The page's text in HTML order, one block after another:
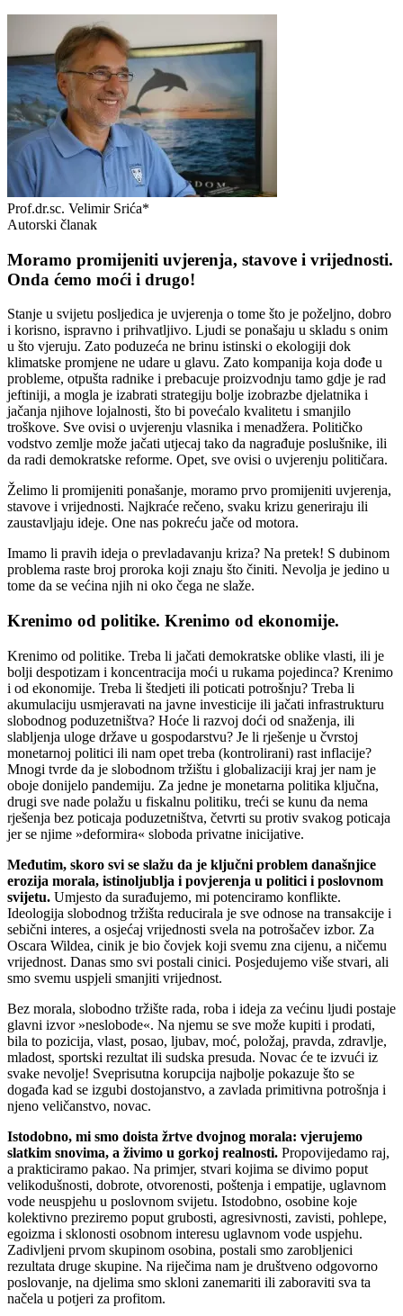
Prof.dr.sc. Velimir Srića*
Autorski članak
Moramo promijeniti uvjerenja, stavove i vrijednosti.
Onda ćemo moći i drugo!
Stanje u svijetu posljedica je uvjerenja o tome što je poželjno, dobro
i korisno, ispravno i prihvatljivo. Ljudi se ponašaju u skladu s onim
u što vjeruju. Zato poduzeća ne brinu istinski o ekologiji dok
klimatske promjene ne udare u glavu. Zato kompanija koja dođe u
probleme, otpušta radnike i prebacuje proizvodnju tamo gdje je rad
jeftiniji, a mogla je izabrati strategiju bolje izobrazbe djelatnika i
jačanja njihove lojalnosti, što bi povećalo kvalitetu i smanjilo
troškove. Sve ovisi o uvjerenju vlasnika i menadžera. Političko
vodstvo zemlje može jačati utjecaj tako da nagrađuje poslušnike, ili
da radi demokratske reforme. Opet, sve ovisi o uvjerenju političara.
Želimo li promijeniti ponašanje, moramo prvo promijeniti uvjerenja,
stavove i vrijednosti. Najkraće rečeno, svaku krizu generiraju ili
zaustavljaju ideje. One nas pokreću jače od motora.
Imamo li pravih ideja o prevladavanju kriza? Na pretek! S dubinom
problema raste broj proroka koji znaju što činiti. Nevolja je jedino u
tome da se većina njih ni oko čega ne slaže.
Krenimo od politike. Krenimo od ekonomije.
Krenimo od politike. Treba li jačati demokratske oblike vlasti, ili je
bolji despotizam i koncentracija moći u rukama pojedinca? Krenimo
i od ekonomije. Treba li štedjeti ili poticati potrošnju? Treba li
akumulaciju usmjeravati na javne investicije ili jačati infrastrukturu
slobodnog poduzetništva? Hoće li razvoj doći od snaženja, ili
slabljenja uloge države u gospodarstvu? Je li rješenje u čvrstoj
monetarnoj politici ili nam opet treba (kontrolirani) rast inflacije?
Mnogi tvrde da je slobodnom tržištu i globalizaciji kraj jer nam je
oboje donijelo pandemiju. Za jedne je monetarna politika ključna,
drugi sve nade polažu u fiskalnu politiku, treći se kunu da nema
rješenja bez poticaja poduzetništva, četvrti su protiv svakog poticaja
jer se njime »deformira« sloboda privatne inicijative.
Međutim, skoro svi se slažu da je ključni problem današnjice
erozija morala, istinoljublja i povjerenja u politici i poslovnom
svijetu. Umjesto da surađujemo, mi potenciramo konflikte.
Ideologija slobodnog tržišta reducirala je sve odnose na transakcije i
sebični interes, a osjećaj vrijednosti svela na potrošačev izbor. Za
Oscara Wildea, cinik je bio čovjek koji svemu zna cijenu, a ničemu
vrijednost. Danas smo svi postali cinici. Posjedujemo više stvari, ali
smo svemu uspjeli smanjiti vrijednost.
Bez morala, slobodno tržište rada, roba i ideja za većinu ljudi postaje
glavni izvor »neslobode«. Na njemu se sve može kupiti i prodati,
bila to pozicija, vlast, posao, ljubav, moć, položaj, pravda, zdravlje,
mladost, sportski rezultat ili sudska presuda. Novac će te izvući iz
svake nevolje! Sveprisutna korupcija najbolje pokazuje što se
događa kad se izgubi dostojanstvo, a zavlada primitivna potrošnja i
njeno veličanstvo, novac.
Istodobno, mi smo doista žrtve dvojnog morala: vjerujemo
slatkim snovima, a živimo u gorkoj realnosti. Propovijedamo raj,
a prakticiramo pakao. Na primjer, stvari kojima se divimo poput
velikodušnosti, dobrote, otvorenosti, poštenja i empatije, uglavnom
vode neuspjehu u poslovnom svijetu. Istodobno, osobine koje
kolektivno preziremo poput grubosti, agresivnosti, zavisti, pohlepe,
egoizma i sklonosti osobnom interesu uglavnom vode uspjehu.
Zadivljeni prvom skupinom osobina, postali smo zarobljenici
rezultata druge skupine. Na riječima nam je društveno odgovorno
poslovanje, na djelima smo skloni zanemariti ili zaboraviti sva ta
načela u potjeri za profitom.